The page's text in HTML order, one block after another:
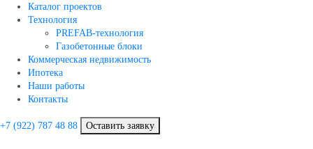
Каталог проектов
Технология
PREFAB-технология
Газобетонные блоки
Коммерческая недвижимость
Ипотека
Наши работы
Контакты
+7 (922) 787 48 88 Оставить заявку